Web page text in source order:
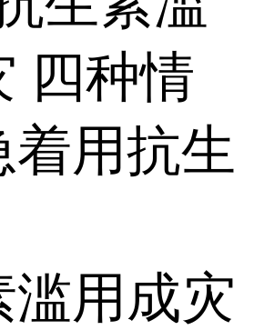
四种情
着用抗生
滥用成灾